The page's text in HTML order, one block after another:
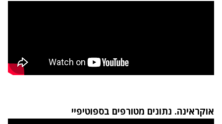
אוקראינה. נתונים מטורפים בספוטיפיי